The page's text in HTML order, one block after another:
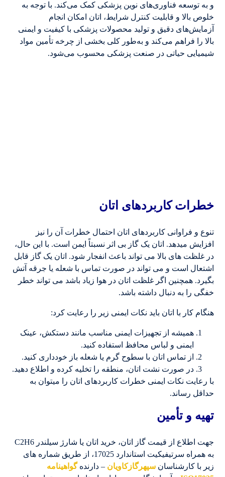
و به توسعه فناوری‌های نوین پزشکی کمک می‌کند. با توجه به
خلوص بالا و قابلیت کنترل شرایط، اتان امکان انجام
آزمایش‌های دقیق و تولید محصولات پزشکی با کیفیت و ایمنی
بالا را فراهم می‌کند و به‌طور کلی بخشی از چرخه تأمین مواد
شیمیایی حیاتی در صنعت پزشکی محسوب می‌شود.
خطرات کاربردهای اتان
تنوع و فراوانی کاربردهای اتان احتمال خطرات آن را نیز
افزایش می­دهد. اتان یک گاز بی اثر نسبتاً ایمن است. با این حال،
در غلظت های بالا می تواند باعث انفجار شود. اتان یک گاز قابل
اشتعال است و می تواند در صورت تماس با شعله یا جرقه آتش
بگیرد. همچنین اگر غلظت اتان در هوا زیاد باشد می تواند خطر
خفگی را به دنبال داشته باشد.
هنگام کار با اتان باید نکات ایمنی زیر را رعایت کرد:
همیشه از تجهیزات ایمنی مناسب مانند دستکش، عینک
ایمنی و لباس محافظ استفاده کنید.
از تماس اتان با سطوح گرم یا شعله باز خودداری کنید.
در صورت نشت اتان، منطقه را تخلیه کرده و اطلاع دهید.
با رعایت نکات ایمنی خطرات کاربردهای اتان را می­توان به
حداقل رساند.
تهیه و تأمین
جهت اطلاع از قیمت گاز اتان، خرید اتان یا شارژ سیلندر C2H6
به همراه سرتیفیکیت استاندارد 17025، از طریق شماره های
زیر با کارشناسانسپهرگازکاویان – دارندهگواهینامه